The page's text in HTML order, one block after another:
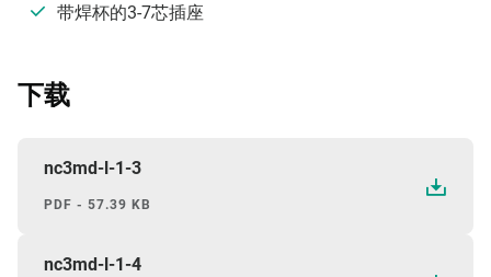
带焊杯的3-7芯插座
下载
nc3md-l-1-3
PDF - 57.39 KB
nc3md-l-1-4